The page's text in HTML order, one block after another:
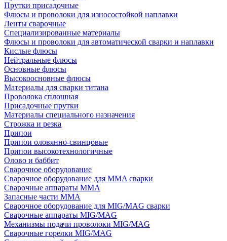
Прутки присадочные
Флюсы и проволоки для износостойкой наплавки
Ленты сварочные
Специализированные материалы
Флюсы и проволоки для автоматической сварки и наплавки
Кислые флюсы
Нейтральные флюсы
Основные флюсы
Высокоосновные флюсы
Материалы для сварки титана
Проволока сплошная
Присадочные прутки
Материалы специального назначения
Строжка и резка
Припои
Припои оловянно-свинцовые
Припои высокотехнологичные
Олово и баббит
Сварочное оборудование
Сварочное оборудование для MMA сварки
Сварочные аппараты MMA
Запасные части MMA
Сварочное оборудование для MIG/MAG сварки
Сварочные аппараты MIG/MAG
Механизмы подачи проволоки MIG/MAG
Сварочные горелки MIG/MAG